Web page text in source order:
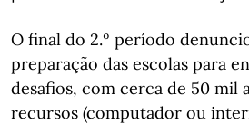
O final do 2.º período
preparação das escolas para
desafios, com cerca de 50 mil
recursos (computador ou